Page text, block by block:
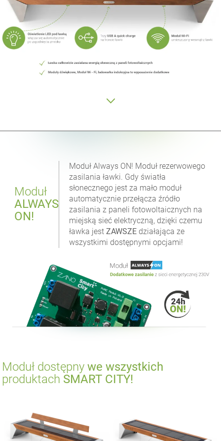
Moduł
ALWAYS
ON!
Moduł Always ON! Moduł rezerwowego
zasilania ławki. Gdy światła
słonecznego jest za mało moduł
automatycznie przełącza źródło
zasilania z paneli fotowoltaicznych na
miejską sieć elektryczną, dzięki czemu
ławka jestZAWSZE działająca ze
wszystkimi dostępnymi opcjami!
Moduł dostępnywe wszystkich
produktach SMART CITY!